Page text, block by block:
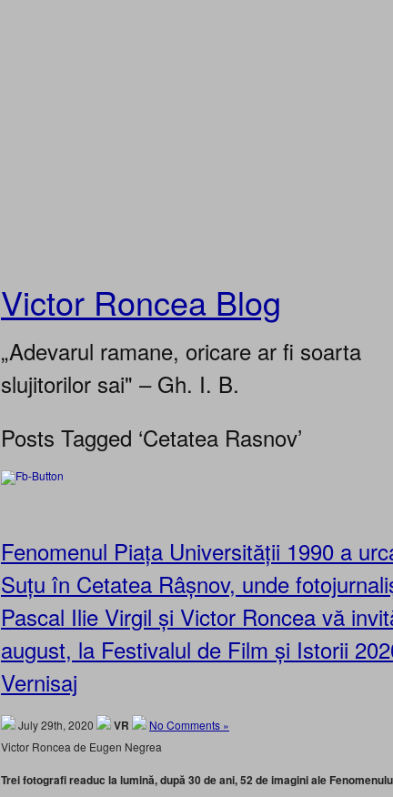
Victor Roncea Blog
„Adevarul ramane, oricare ar fi soarta
slujitorilor sai" – Gh. I. B.
Posts Tagged ‘Cetatea Rasnov’
Fenomenul Piața Universității 1990 a
Suțu în Cetatea Râșnov, unde
Pascal Ilie Virgil și Victor Roncea vă
august, la Festivalul de Film și Istorii
Vernisaj
July 29th, 2020 VR
No Comments »
Victor Roncea de Eugen Negrea
Trei fotografi readuc la lumină, după 30 de ani, 52 de imagini ale